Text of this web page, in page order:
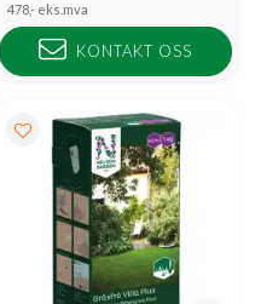
478,- eks.mva
KONTAKT OSS